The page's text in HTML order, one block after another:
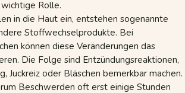
Rolle.
in die Haut ein, entstehen sogenannte
Stoffwechselprodukte. Bei
können diese Veränderungen das
Die Folge sind Entzündungsreaktionen,
Juckreiz oder Bläschen bemerkbar machen.
Beschwerden oft erst einige Stunden